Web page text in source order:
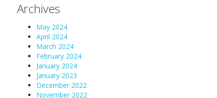
Archives
May 2024
April 2024
March 2024
February 2024
January 2024
January 2023
December 2022
November 2022